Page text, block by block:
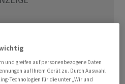
und greifen auf personenbezogene Daten
auf Ihrem Gerät zu. Durch Auswahl
Technologien für die unter „Wir und